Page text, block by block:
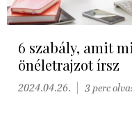
6 szabály, amit
önéletrajzot írsz
2024.04.26. 3 perc